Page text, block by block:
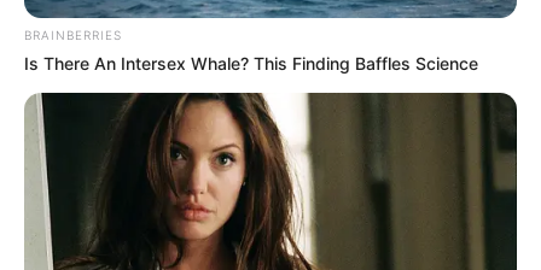
BRAINBERRIES
Is There An Intersex Whale? This Finding Baffles Science